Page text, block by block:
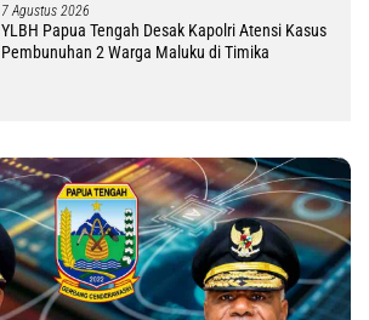
7 Agustus 2026
YLBH Papua Tengah Desak Kapolri Atensi Kasus
Pembunuhan 2 Warga Maluku di Timika